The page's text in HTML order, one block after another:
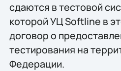
сдаются в тестовой
которой УЦ Softline в
договор о
тестирования на
Федерации.